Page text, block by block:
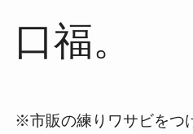
口福。
※市販の練りワサビをつ